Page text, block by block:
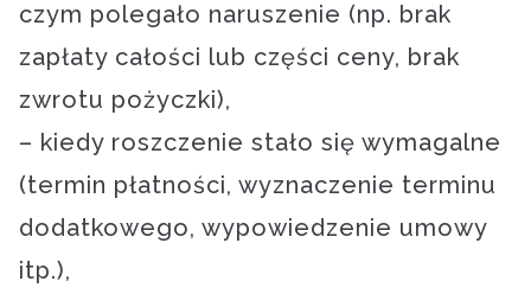
czym polegało naruszenie (np. brak
zapłaty całości lub części ceny, brak
zwrotu pożyczki),
– kiedy roszczenie stało się wymagalne
(termin płatności, wyznaczenie terminu
dodatkowego, wypowiedzenie umowy
itp.),